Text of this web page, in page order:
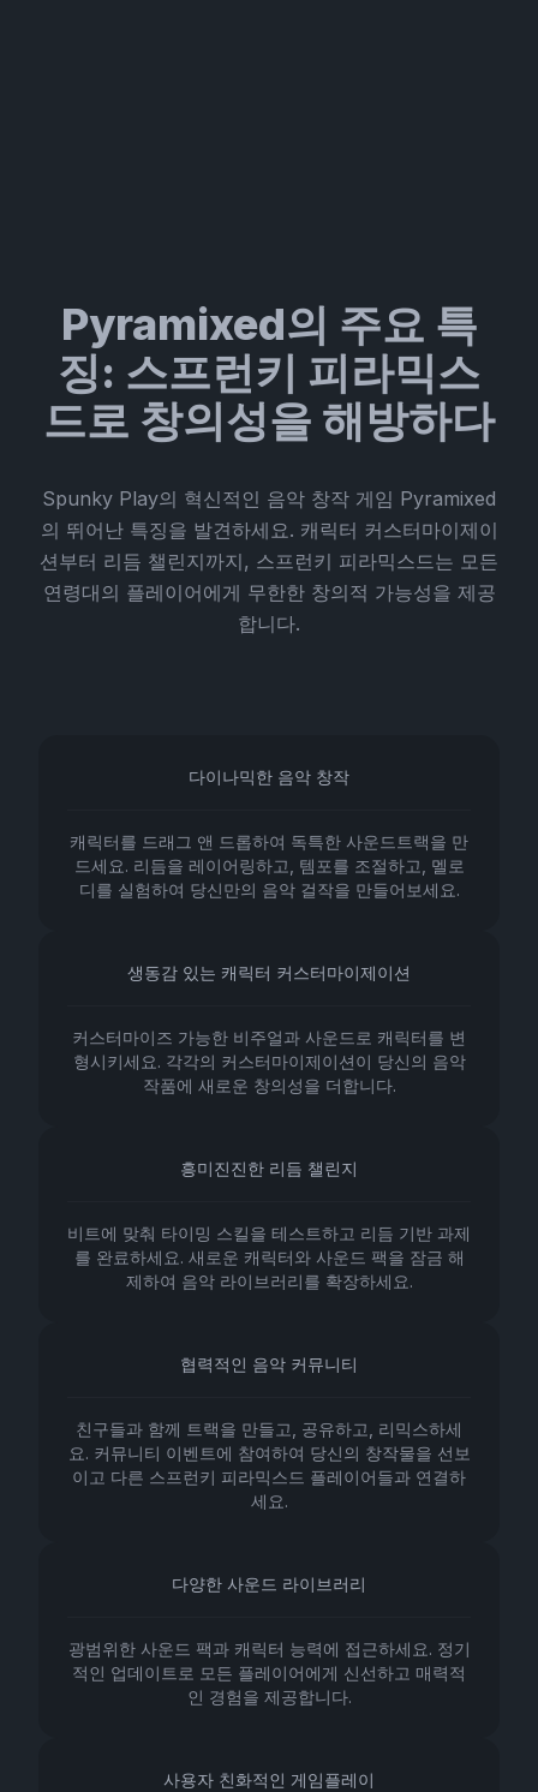
Pyramixed의 주요 특
징: 스프런키 피라믹스
드로 창의성을 해방하다
Spunky Play의 혁신적인 음악 창작 게임 Pyramixed
의 뛰어난 특징을 발견하세요. 캐릭터 커스터마이제이
션부터 리듬 챌린지까지, 스프런키 피라믹스드는 모든
연령대의 플레이어에게 무한한 창의적 가능성을 제공
합니다.
다이나믹한 음악 창작
캐릭터를 드래그 앤 드롭하여 독특한 사운드트랙을 만
드세요. 리듬을 레이어링하고, 템포를 조절하고, 멜로
디를 실험하여 당신만의 음악 걸작을 만들어보세요.
생동감 있는 캐릭터 커스터마이제이션
커스터마이즈 가능한 비주얼과 사운드로 캐릭터를 변
형시키세요. 각각의 커스터마이제이션이 당신의 음악
작품에 새로운 창의성을 더합니다.
흥미진진한 리듬 챌린지
비트에 맞춰 타이밍 스킬을 테스트하고 리듬 기반 과제
를 완료하세요. 새로운 캐릭터와 사운드 팩을 잠금 해
제하여 음악 라이브러리를 확장하세요.
협력적인 음악 커뮤니티
친구들과 함께 트랙을 만들고, 공유하고, 리믹스하세
요. 커뮤니티 이벤트에 참여하여 당신의 창작물을 선보
이고 다른 스프런키 피라믹스드 플레이어들과 연결하
세요.
다양한 사운드 라이브러리
광범위한 사운드 팩과 캐릭터 능력에 접근하세요. 정기
적인 업데이트로 모든 플레이어에게 신선하고 매력적
인 경험을 제공합니다.
사용자 친화적인 게임플레이